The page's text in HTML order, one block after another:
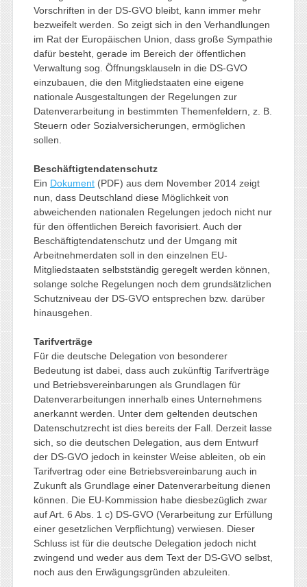
Vorschriften in der DS-GVO bleibt, kann immer mehr
bezweifelt werden. So zeigt sich in den Verhandlungen
im Rat der Europäischen Union, dass große Sympathie
dafür besteht, gerade im Bereich der öffentlichen
Verwaltung sog. Öffnungsklauseln in die DS-GVO
einzubauen, die den Mitgliedstaaten eine eigene
nationale Ausgestaltungen der Regelungen zur
Datenverarbeitung in bestimmten Themenfeldern, z. B.
Steuern oder Sozialversicherungen, ermöglichen
sollen.
Beschäftigtendatenschutz
Ein Dokument(PDF) aus dem November 2014 zeigt
nun, dass Deutschland diese Möglichkeit von
abweichenden nationalen Regelungen jedoch nicht nur
für den öffentlichen Bereich favorisiert. Auch der
Beschäftigtendatenschutz und der Umgang mit
Arbeitnehmerdaten soll in den einzelnen EU-
Mitgliedstaaten selbstständig geregelt werden können,
solange solche Regelungen noch dem grundsätzlichen
Schutzniveau der DS-GVO entsprechen bzw. darüber
hinausgehen.
Tarifverträge
Für die deutsche Delegation von besonderer
Bedeutung ist dabei, dass auch zukünftig Tarifverträge
und Betriebsvereinbarungen als Grundlagen für
Datenverarbeitungen innerhalb eines Unternehmens
anerkannt werden. Unter dem geltenden deutschen
Datenschutzrecht ist dies bereits der Fall. Derzeit lasse
sich, so die deutschen Delegation, aus dem Entwurf
der DS-GVO jedoch in keinster Weise ableiten, ob ein
Tarifvertrag oder eine Betriebsvereinbarung auch in
Zukunft als Grundlage einer Datenverarbeitung dienen
können. Die EU-Kommission habe diesbezüglich zwar
auf Art. 6 Abs. 1 c) DS-GVO (Verarbeitung zur Erfüllung
einer gesetzlichen Verpflichtung) verwiesen. Dieser
Schluss ist für die deutsche Delegation jedoch nicht
zwingend und weder aus dem Text der DS-GVO selbst,
noch aus den Erwägungsgründen abzuleiten.